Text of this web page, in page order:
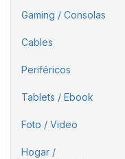
Gaming / Consolas
Cables
Periféricos
Tablets / Ebook
Foto / Video
Hogar /